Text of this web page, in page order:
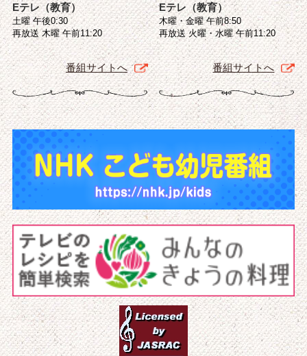
Eテレ（教育）
土曜 午後0:30
再放送 木曜 午前11:20
番組サイトへ
Eテレ（教育）
木曜・金曜 午前8:50
再放送 火曜・水曜 午前11:20
番組サイトへ